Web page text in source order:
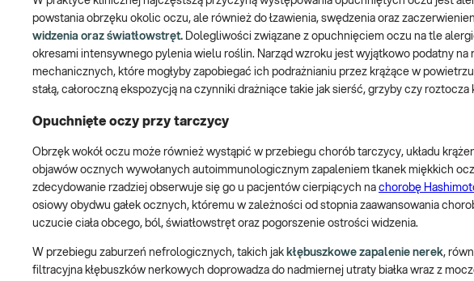
powstania obrzęku okolic oczu, ale również do łzawienia, swędzenia oraz
widzenia oraz światłowstręt. Dolegliwości związane z opuchnięciem oczu na tle
okresami intensywnego pylenia wielu roślin. Narząd wzroku jest wyjątkowo podatny
mechanicznych, które mogłyby zapobiegać ich podrażnianiu przez krążące w
stałą, całoroczną ekspozycją na czynniki drażniące takie jak sierść, grzyby czy
Opuchnięte oczy przy tarczycy
Obrzęk wokół oczu może również wystąpić w przebiegu chorób tarczycy, układu
objawów ocznych wywołanych autoimmunologicznym zapaleniem tkanek miękkich
zdecydowanie rzadziej obserwuje się go u pacjentów cierpiących na chorobę
osiowy obydwu gałek ocznych, któremu w zależności od stopnia zaawansowania
uczucie ciała obcego, ból, światłowstręt oraz pogorszenie ostrości widzenia.
W przebiegu zaburzeń nefrologicznych, takich jak kłębuszkowe zapalenie nerek,
filtracyjna kłębuszków nerkowych doprowadza do nadmiernej utraty białka wraz z